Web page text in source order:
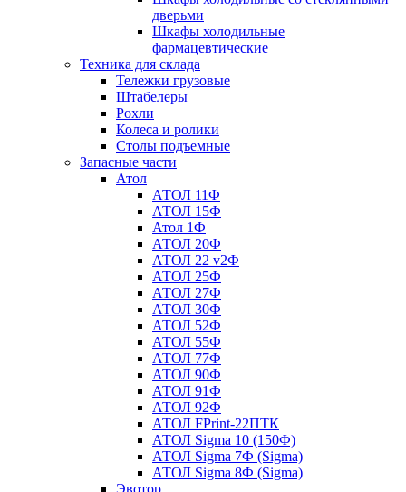
дверьми
Шкафы холодильные
фармацевтические
Техника для склада
Тележки грузовые
Штабелеры
Рохли
Колеса и ролики
Столы подъемные
Запасные части
Атол
АТОЛ 11Ф
АТОЛ 15Ф
Атол 1Ф
АТОЛ 20Ф
АТОЛ 22 v2Ф
АТОЛ 25Ф
АТОЛ 27Ф
АТОЛ 30Ф
АТОЛ 52Ф
АТОЛ 55Ф
АТОЛ 77Ф
АТОЛ 90Ф
АТОЛ 91Ф
АТОЛ 92Ф
АТОЛ FPrint-22ПТК
АТОЛ Sigma 10 (150Ф)
АТОЛ Sigma 7Ф (Sigma)
АТОЛ Sigma 8Ф (Sigma)
Эвотор